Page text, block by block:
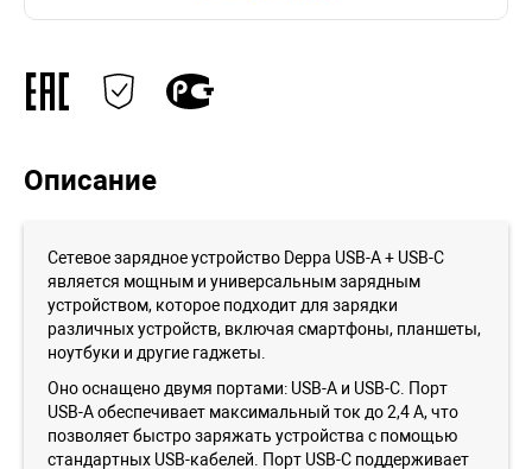
Описание
Сетевое зарядное устройство Deppa USB-A + USB-C
является мощным и универсальным зарядным
устройством, которое подходит для зарядки
различных устройств, включая смартфоны, планшеты,
ноутбуки и другие гаджеты.
Оно оснащено двумя портами: USB-A и USB-C. Порт
USB-A обеспечивает максимальный ток до 2,4 А, что
позволяет быстро заряжать устройства с помощью
стандартных USB-кабелей. Порт USB-C поддерживает